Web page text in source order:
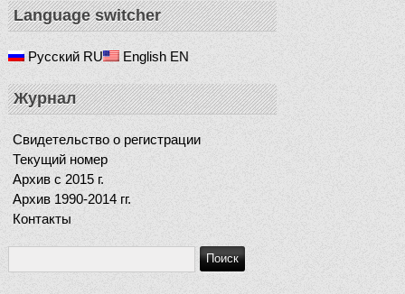
Language switcher
Русский RU English EN
Журнал
Свидетельство о регистрации
Текущий номер
Архив c 2015 г.
Архив 1990-2014 гг.
Контакты